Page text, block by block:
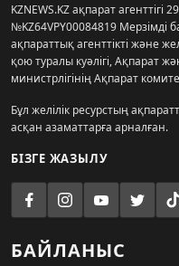
KZNEWS.KZ ақпарат агенттігі
№KZ64VPY00084819 Мерзімді
ақпараттық агенттікті және
қою туралы куәлігі, Ақпарат
министрлігінің Ақпарат
Бұл желілік ресурстың
асқан азаматтарға арналған.
БІЗГЕ ЖАЗЫЛУ
БАЙЛАНЫС